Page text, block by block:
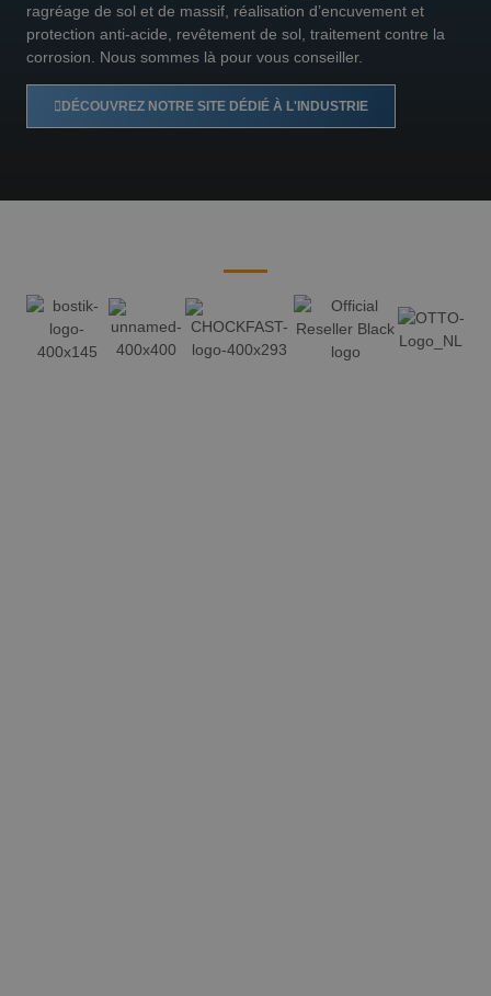
ragréage de sol et de massif, réalisation d’encuvement et
protection anti-acide, revêtement de sol, traitement contre la
corrosion. Nous sommes là pour vous conseiller.
DÉCOUVREZ NOTRE SITE DÉDIÉ À L'INDUSTRIE